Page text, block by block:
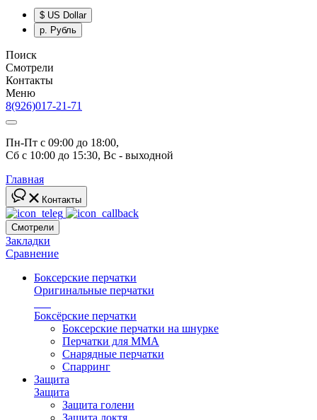
$ US Dollar
р. Рубль
Поиск
Смотрели
Контакты
Меню
8(926)017-21-71
Пн-Пт с 09:00 до 18:00,
Сб с 10:00 до 15:30, Вс - выходной
Главная
Контакты
Смотрели
Закладки
Сравнение
Боксерские перчатки
Оригинальные перчатки
Боксёрские перчатки
Боксерские перчатки на шнурке
Перчатки для ММА
Снарядные перчатки
Спарринг
Защита
Защита
Защита голени
Защита локтя